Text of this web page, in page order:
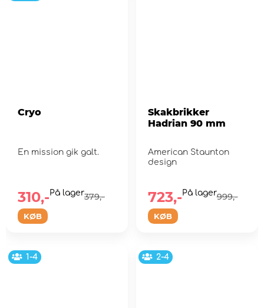
Cryo
En mission gik galt.
KØB
379,-
310,- På lager
Skakbrikker
Hadrian 90 mm
American Staunton
design
KØB
999,-
723,- På lager
1-4 2-4